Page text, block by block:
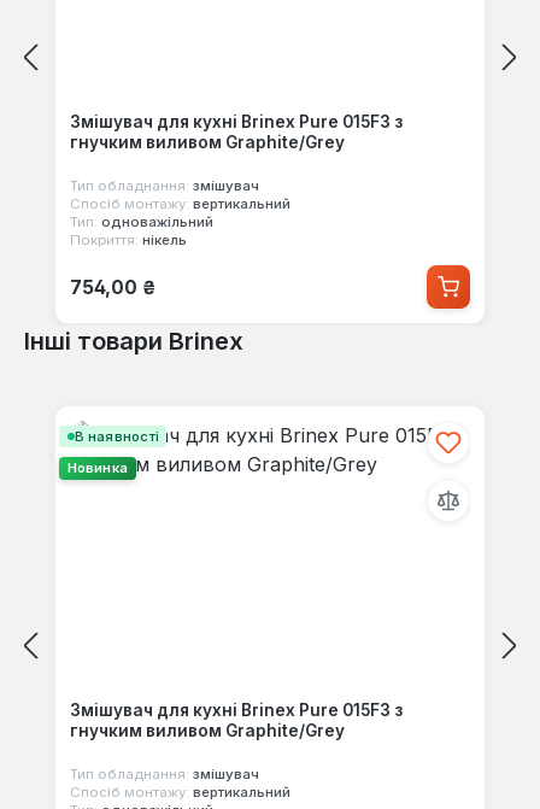
Змішувач для кухні Brinex Pure 015F3 з
гнучким виливом Graphite/Grey
Тип обладнання: змішувач
Спосіб монтажу: вертикальний
Тип: одноважільний
Покриття: нікель
Звичайна ціна:
754,00 ₴
Інші товари Brinex
В наявності
Новинка
Змішувач для кухні Brinex Pure 015F3 з
гнучким виливом Graphite/Grey
Тип обладнання: змішувач
Спосіб монтажу: вертикальний